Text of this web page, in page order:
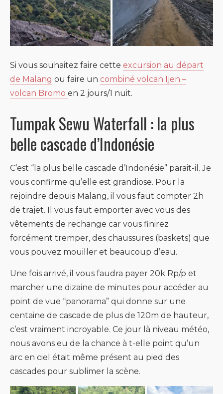
Si vous souhaitez faire cette excursion au départ
de Malang ou faire un combiné volcan Ijen –
volcan Bromo en 2 jours/1 nuit.
Tumpak Sewu Waterfall : la plus
belle cascade d’Indonésie
C’est “la plus belle cascade d’Indonésie” parait-il. Je
vous confirme qu’elle est grandiose. Pour la
rejoindre depuis Malang, il vous faut compter 2h
de trajet. Il vous faut emporter avec vous des
vêtements de rechange car vous finirez
forcément tremper, des chaussures (baskets) que
vous pouvez mouiller et beaucoup d’eau.
Une fois arrivé, il vous faudra payer 20k Rp/p et
marcher une dizaine de minutes pour accéder au
point de vue “panorama” qui donne sur une
centaine de cascade de plus de 120m de hauteur,
c’est vraiment incroyable. Ce jour là niveau météo,
nous avons eu de la chance à t-elle point qu’un
arc en ciel était même présent au pied des
cascades pour sublimer la scène.